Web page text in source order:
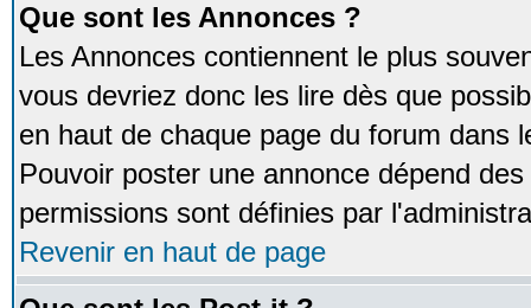
Que sont les Annonces ?
Les Annonces contiennent le plus
vous devriez donc les lire dès que
en haut de chaque page du forum dans
Pouvoir poster une annonce dépend
permissions sont définies par
Revenir en haut de page